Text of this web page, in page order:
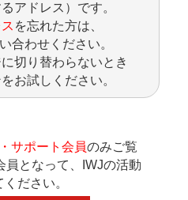
アドレス）です。
を忘れた方は、
合わせください。
切り替わらないとき
お試しください。
サポート会員のみご覧
員となって、IWJの活動
ださい。